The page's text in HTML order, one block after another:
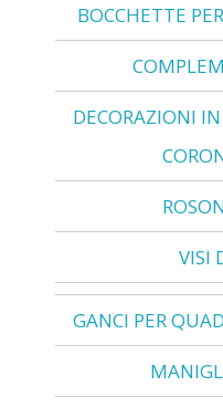
BOCCHETTE
DECORAZIONI
VISI
GANCI PER